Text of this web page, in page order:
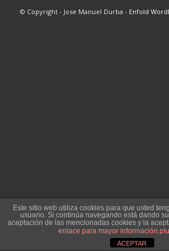
© Copyright - Jose Manuel Durba - Enfold
Este sitio web utiliza cookies para que usted
usuario. Si continúa navegando está dando
aceptación de las mencionadas cookies y la
enlace para mayor información.
ACEPTAR